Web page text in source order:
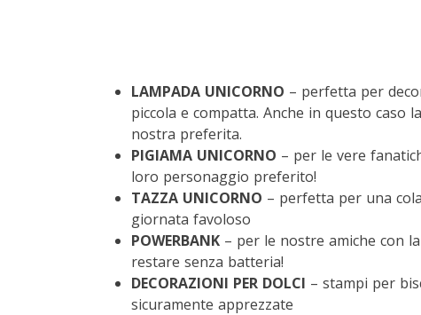
LAMPADA UNICORNO – perfetta per
piccola e compatta. Anche in questo caso
nostra preferita.
PIGIAMA UNICORNO – per le vere
loro personaggio preferito!
TAZZA UNICORNO – perfetta per una
giornata favoloso
POWERBANK– per le nostre amiche con
restare senza batteria!
DECORAZIONI PER DOLCI – stampi per
sicuramente apprezzate